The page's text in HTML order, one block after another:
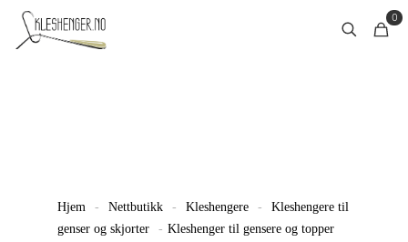
0
Hjem - Nettbutikk - Kleshengere -
Kleshengere til
genser og skjorter
- Kleshenger til gensere og topper